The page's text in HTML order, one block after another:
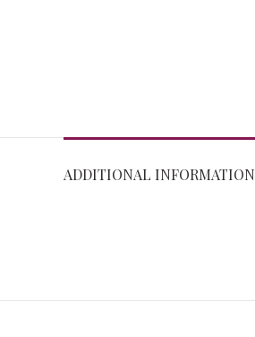
ADDITIONAL INFORMATION